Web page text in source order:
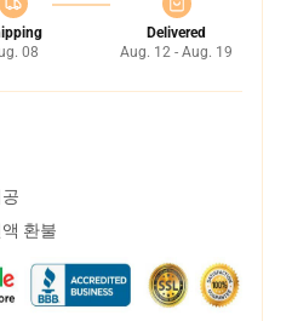
08
Delivered
Aug. 12 - Aug. 19
환불